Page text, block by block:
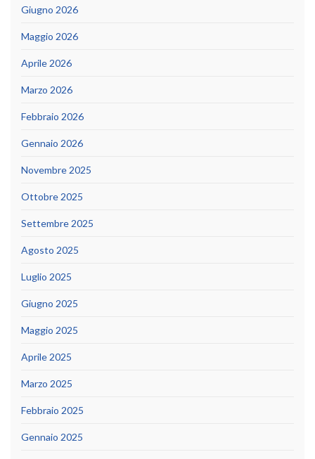
Giugno 2026
Maggio 2026
Aprile 2026
Marzo 2026
Febbraio 2026
Gennaio 2026
Novembre 2025
Ottobre 2025
Settembre 2025
Agosto 2025
Luglio 2025
Giugno 2025
Maggio 2025
Aprile 2025
Marzo 2025
Febbraio 2025
Gennaio 2025